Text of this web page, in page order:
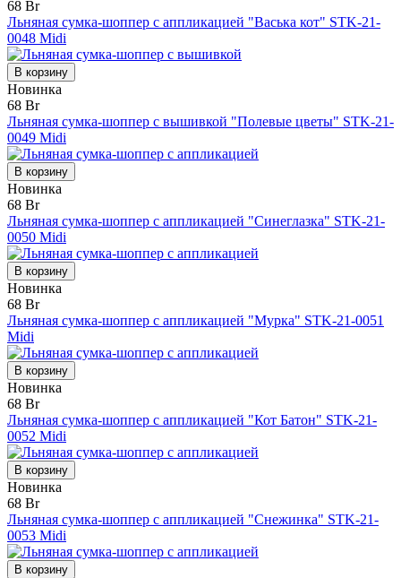
68 Br
Льняная сумка-шоппер с аппликацией "Васька кот" STK-21-
0048 Midi
В корзину
Новинка
68 Br
Льняная сумка-шоппер с вышивкой "Полевые цветы" STK-21-
0049 Midi
В корзину
Новинка
68 Br
Льняная сумка-шоппер с аппликацией "Синеглазка" STK-21-
0050 Midi
В корзину
Новинка
68 Br
Льняная сумка-шоппер с аппликацией "Мурка" STK-21-0051
Midi
В корзину
Новинка
68 Br
Льняная сумка-шоппер с аппликацией "Кот Батон" STK-21-
0052 Midi
В корзину
Новинка
68 Br
Льняная сумка-шоппер с аппликацией "Снежинка" STK-21-
0053 Midi
В корзину